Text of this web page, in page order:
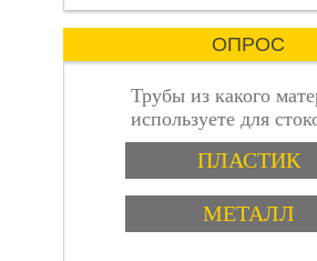
ОПРОС
Трубы из какого
используете для
ВариантыПЛАСТИК
МЕТАЛЛ